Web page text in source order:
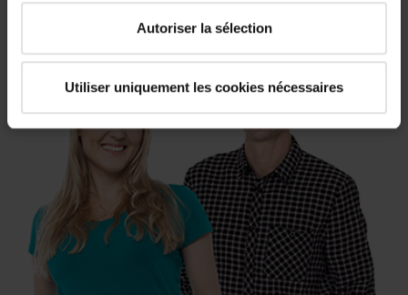
Autoriser la sélection
Utiliser uniquement les cookies nécessaires